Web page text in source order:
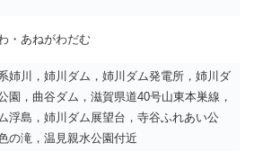
・あねがわだむ
姉川，姉川ダム，姉川ダム発電所，姉川ダ
園，曲谷ダム，滋賀県道40号山東本巣線，
浮島，姉川ダム展望台，寺谷ふれあい公
の滝，温見親水公園付近